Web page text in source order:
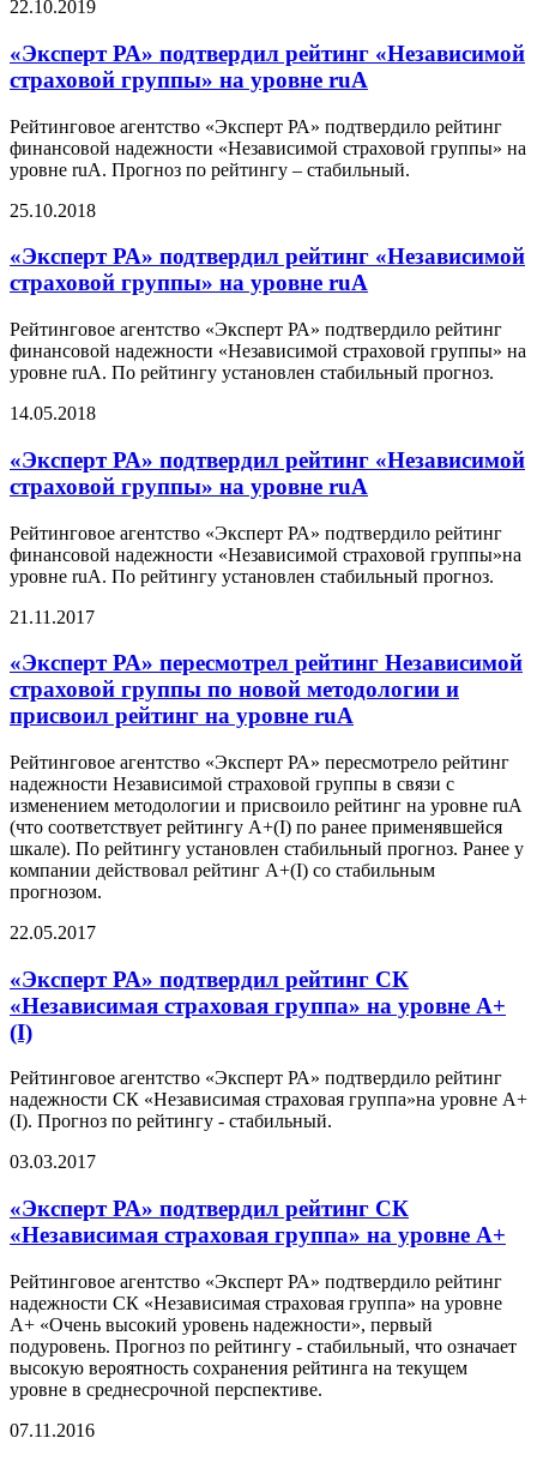
22.10.2019
«Эксперт РА» подтвердил рейтинг «Независимой
страховой группы» на уровне ruA
Рейтинговое агентство «Эксперт РА» подтвердило рейтинг
финансовой надежности «Независимой страховой группы» на
уровне ruA. Прогноз по рейтингу – стабильный.
25.10.2018
«Эксперт РА» подтвердил рейтинг «Независимой
страховой группы» на уровне ruA
Рейтинговое агентство «Эксперт РА» подтвердило рейтинг
финансовой надежности «Независимой страховой группы» на
уровне ruA. По рейтингу установлен стабильный прогноз.
14.05.2018
«Эксперт РА» подтвердил рейтинг «Независимой
страховой группы» на уровне ruA
Рейтинговое агентство «Эксперт РА» подтвердило рейтинг
финансовой надежности «Независимой страховой группы»на
уровне ruA. По рейтингу установлен стабильный прогноз.
21.11.2017
«Эксперт РА» пересмотрел рейтинг Независимой
страховой группы по новой методологии и
присвоил рейтинг на уровне ruA
Рейтинговое агентство «Эксперт РА» пересмотрело рейтинг
надежности Независимой страховой группы в связи с
изменением методологии и присвоило рейтинг на уровне ruA
(что соответствует рейтингу A+(I) по ранее применявшейся
шкале). По рейтингу установлен стабильный прогноз. Ранее у
компании действовал рейтинг А+(I) со стабильным
прогнозом.
22.05.2017
«Эксперт РА» подтвердил рейтинг СК
«Независимая страховая группа» на уровне А+
(I)
Рейтинговое агентство «Эксперт РА» подтвердило рейтинг
надежности СК «Независимая страховая группа»на уровне А+
(I). Прогноз по рейтингу - стабильный.
03.03.2017
«Эксперт РА» подтвердил рейтинг СК
«Независимая страховая группа» на уровне А+
Рейтинговое агентство «Эксперт РА» подтвердило рейтинг
надежности СК «Независимая страховая группа» на уровне
А+ «Очень высокий уровень надежности», первый
подуровень. Прогноз по рейтингу - стабильный, что означает
высокую вероятность сохранения рейтинга на текущем
уровне в среднесрочной перспективе.
07.11.2016